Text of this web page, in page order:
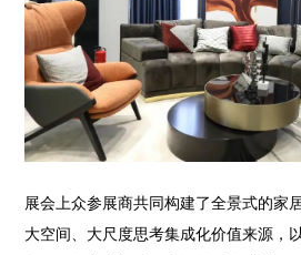
展会上众参展商共同构建了全景式的家
大空间、大尺度思考集成化价值来源，